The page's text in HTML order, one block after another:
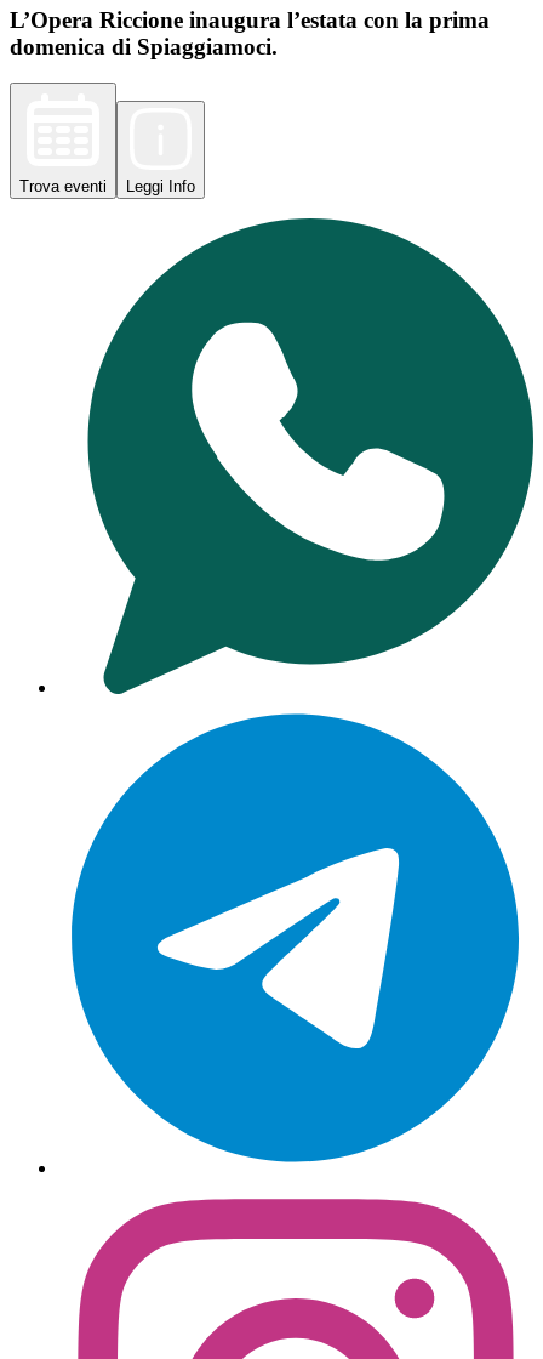
L’Opera Riccione inaugura l’estata con la prima
domenica di Spiaggiamoci.
Trova eventi Leggi Info